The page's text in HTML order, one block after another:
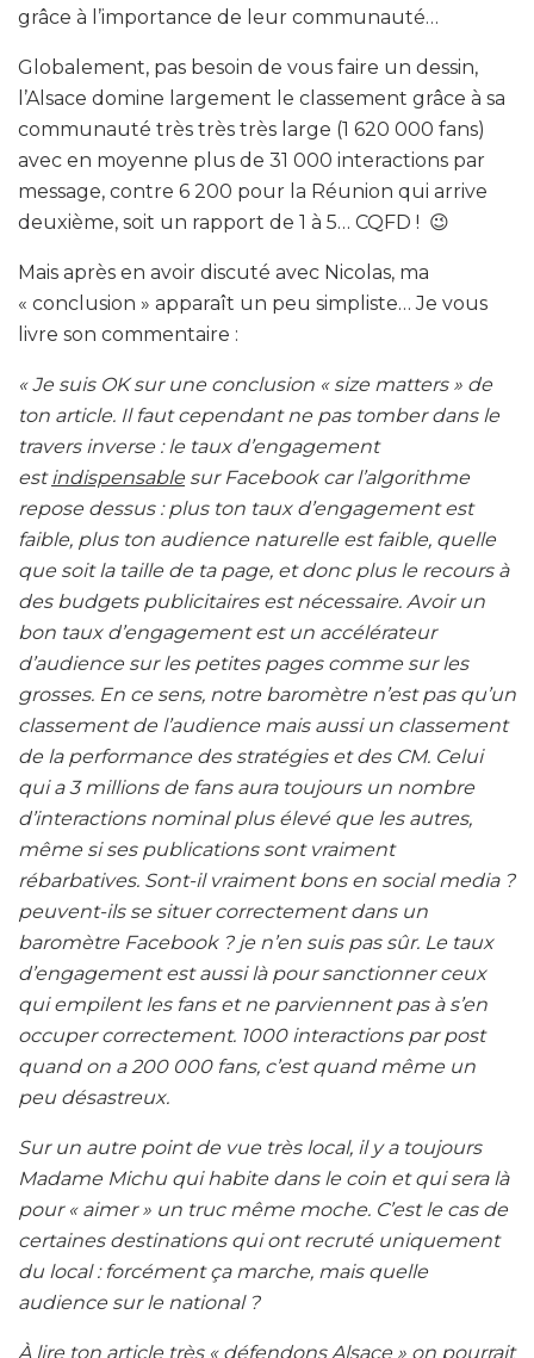
grâce à l’importance de leur communauté…
Globalement, pas besoin de vous faire un dessin,
l’Alsace domine largement le classement grâce à sa
communauté très très très large (1 620 000 fans)
avec en moyenne plus de 31 000 interactions par
message, contre 6 200 pour la Réunion qui arrive
deuxième, soit un rapport de 1 à 5… CQFD ! 😉
Mais après en avoir discuté avec Nicolas, ma
« conclusion » apparaît un peu simpliste… Je vous
livre son commentaire :
« Je suis OK sur une conclusion « size matters » de
ton article. Il faut cependant ne pas tomber dans le
travers inverse : le taux d’engagement
estindispensable sur Facebook car l’algorithme
repose dessus : plus ton taux d’engagement est
faible, plus ton audience naturelle est faible, quelle
que soit la taille de ta page, et donc plus le recours à
des budgets publicitaires est nécessaire. Avoir un
bon taux d’engagement est un accélérateur
d’audience sur les petites pages comme sur les
grosses. En ce sens, notre baromètre n’est pas qu’un
classement de l’audience mais aussi un classement
de la performance des stratégies et des CM. Celui
qui a 3 millions de fans aura toujours un nombre
d’interactions nominal plus élevé que les autres,
même si ses publications sont vraiment
rébarbatives. Sont-il vraiment bons en social media ?
peuvent-ils se situer correctement dans un
baromètre Facebook ? je n’en suis pas sûr. Le taux
d’engagement est aussi là pour sanctionner ceux
qui empilent les fans et ne parviennent pas à s’en
occuper correctement. 1000 interactions par post
quand on a 200 000 fans, c’est quand même un
peu désastreux.
Sur un autre point de vue très local, il y a toujours
Madame Michu qui habite dans le coin et qui sera là
pour « aimer » un truc même moche. C’est le cas de
certaines destinations qui ont recruté uniquement
du local : forcément ça marche, mais quelle
audience sur le national ?
À lire ton article très « défendons Alsace » on pourrait